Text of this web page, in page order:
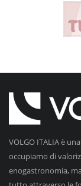
VOLGO ITALIA è
occupiamo di
enogastronomia,